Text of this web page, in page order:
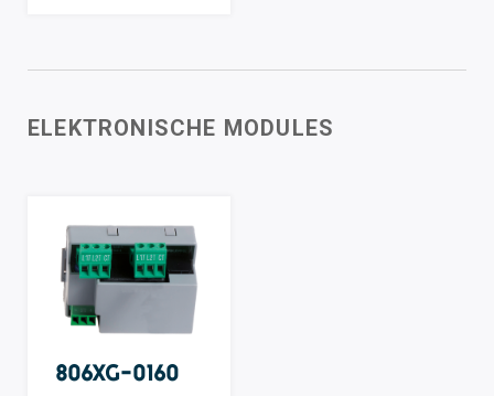
ELEKTRONISCHE MODULES
806XG-0160